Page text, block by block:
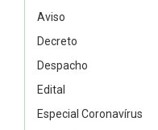
Aviso
Decreto
Despacho
Edital
Especial Coronavírus